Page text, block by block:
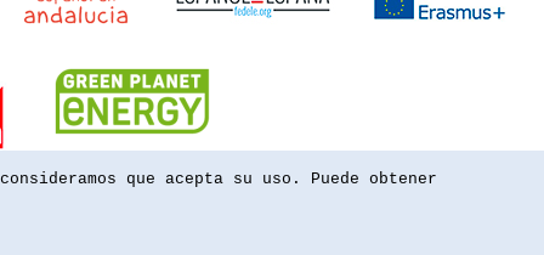
que acepta su uso. Puede obtener